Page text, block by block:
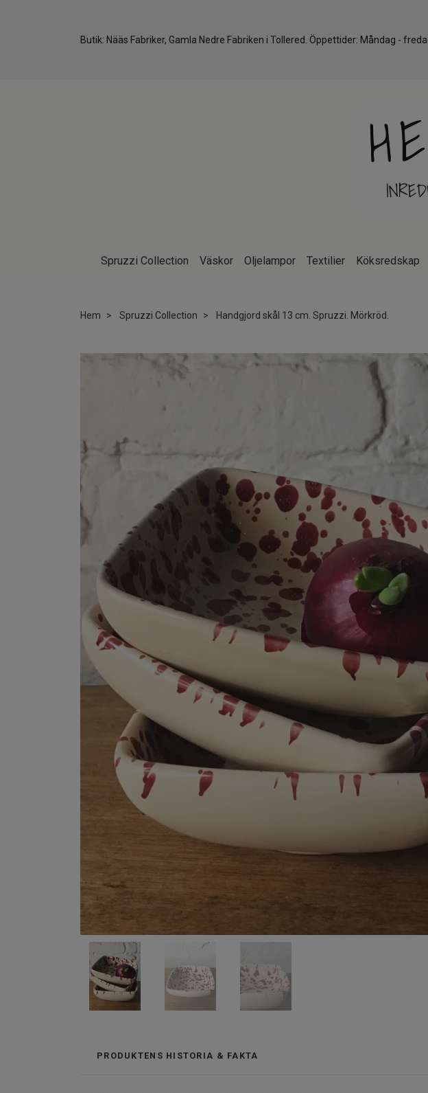
Butik: Nääs Fabriker, Gamla Nedre Fabriken i Tollered. Öppettider: Måndag -
Spruzzi Collection Väskor Oljelampor Textilier Köksredskap
Hem Spruzzi Collection Handgjord skål 13 cm. Spruzzi. Mörkröd.
PRODUKTENS HISTORIA & FAKTA